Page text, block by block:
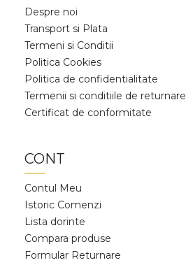
Despre noi
Transport si Plata
Termeni si Conditii
Politica Cookies
Politica de confidentialitate
Termenii si conditiile de returnare
Certificat de conformitate
CONT
Contul Meu
Istoric Comenzi
Lista dorinte
Compara produse
Formular Returnare